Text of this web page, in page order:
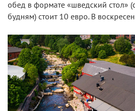
обед в формате «шведский стол»
будням) стоит 10 евро. В